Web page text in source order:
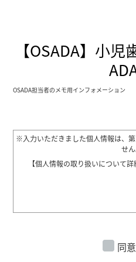
【OSADA】小
OSADA担当者のメモ用インフォメーション
※入力いただきました個人情報は、
せん
【個人情報の取り扱いについて
同